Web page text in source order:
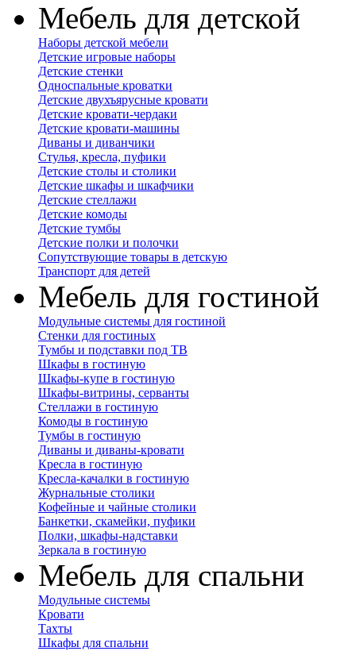
Мебель для детской
Наборы детской мебели
Детские игровые наборы
Детские стенки
Односпальные кроватки
Детские двухъярусные кровати
Детские кровати-чердаки
Детские кровати-машины
Диваны и диванчики
Стулья, кресла, пуфики
Детские столы и столики
Детские шкафы и шкафчики
Детские стеллажи
Детские комоды
Детские тумбы
Детские полки и полочки
Сопутствующие товары в детскую
Транспорт для детей
Мебель для гостиной
Модульные системы для гостиной
Стенки для гостиных
Тумбы и подставки под ТВ
Шкафы в гостиную
Шкафы-купе в гостиную
Шкафы-витрины, серванты
Стеллажи в гостиную
Комоды в гостиную
Тумбы в гостиную
Диваны и диваны-кровати
Кресла в гостиную
Кресла-качалки в гостиную
Журнальные столики
Кофейные и чайные столики
Банкетки, скамейки, пуфики
Полки, шкафы-надставки
Зеркала в гостиную
Мебель для спальни
Модульные системы
Кровати
Тахты
Шкафы для спальни